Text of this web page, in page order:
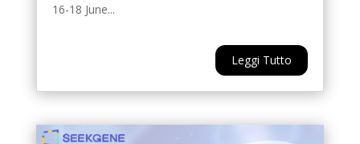
16-18 June...
Leggi Tutto